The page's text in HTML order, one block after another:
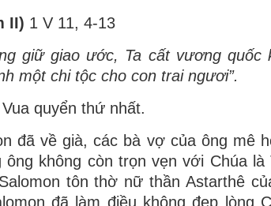
II) 1 V 11, 4-13
giữ giao ước, Ta cất vương
một chi tộc cho con trai ngươi”.
quyển thứ nhất.
đã về già, các bà vợ của ông mê
ông không còn trọn vẹn với Chúa
tôn thờ nữ thần Astarthê
đã làm điều không đẹp lòng